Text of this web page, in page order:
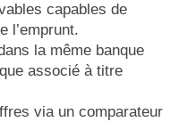
capables de
l’emprunt.
la même banque
associé à titre
via un comparateur